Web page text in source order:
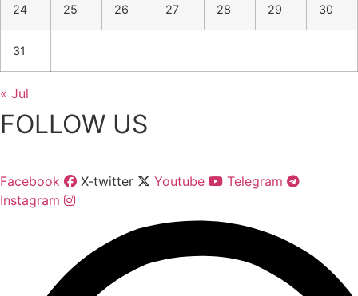
24 25 26 27 28 29 30
31
« Jul
FOLLOW US
Facebook X-twitter Youtube
Telegram
Instagram